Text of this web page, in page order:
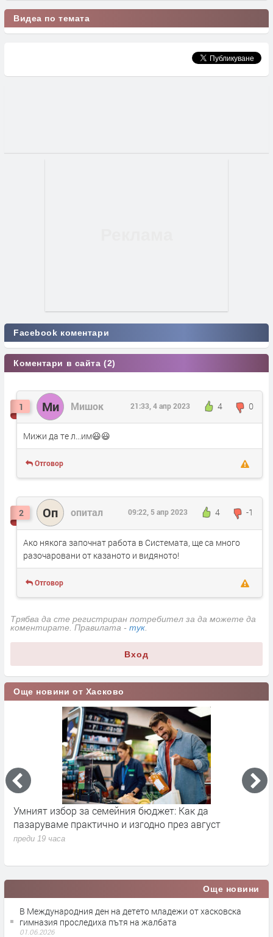
Видеа по темата
Facebook коментари
Коментари в сайта (2)
1 Ми Мишок 4 0
21:33, 4 апр 2023
Мижи да те л...им😃😃
Отговор
2 Оп опитал 4 -1
09:22, 5 апр 2023
Ако някога започнат работа в Системата, ще са много
разочаровани от казаното и видяното!
Отговор
Трябва да сте регистриран потребител за да можете да
коментирате. Правилата - тук
Вход
Още новини от Хасково
Умният избор за семейния бюджет: Как да
пазаруваме практично и изгодно през август
преди 19 часа
Още новини
В Международния ден на детето младежи от хасковска
гимназия проследиха пътя на жалбата
01.06.2026